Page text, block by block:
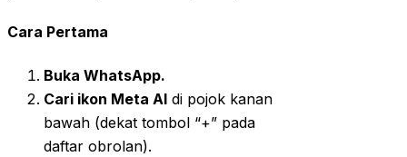
Cara Pertama
Buka WhatsApp.
Cari ikon Meta AI di pojok kanan
bawah (dekat tombol “+” pada
daftar obrolan).